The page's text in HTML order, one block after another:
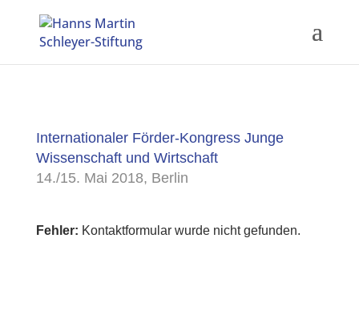
Internationaler Förder-Kongress Junge
Wissenschaft und Wirtschaft
14./15. Mai 2018, Berlin
Fehler: Kontaktformular wurde nicht gefunden.